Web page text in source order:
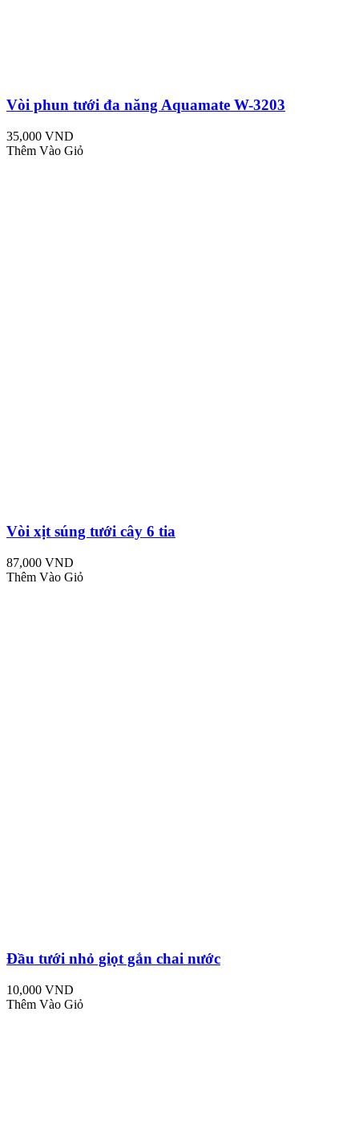
Vòi phun tưới đa năng Aquamate W-3203
35,000 VND
Thêm Vào Giỏ
Vòi xịt súng tưới cây 6 tia
87,000 VND
Thêm Vào Giỏ
Đầu tưới nhỏ giọt gắn chai nước
10,000 VND
Thêm Vào Giỏ